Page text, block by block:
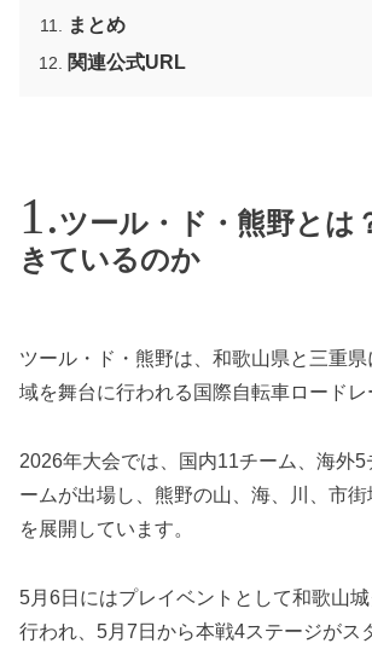
まとめ
関連公式URL
ツール・ド・熊野とは
きているのか
ツール・ド・熊野は、和歌山県と三重
域を舞台に行われる国際自転車ロードレ
2026年大会では、国内11チーム、海外5
ームが出場し、熊野の山、海、川、市街
を展開しています。
5月6日にはプレイベントとして和歌山
行われ、5月7日から本戦4ステージがス